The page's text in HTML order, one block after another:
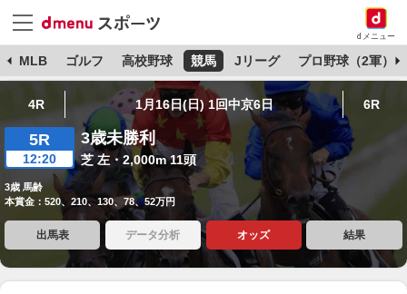
dメニュー
MLB ゴルフ 高校野球 競馬 Jリーグ プロ野球（2軍）
4R 1月16日(日) 1回中京6日 6R
5R
12:20
3歳未勝利
芝 左・2,000m 11頭
3歳 馬齢
本賞金：520、210、130、78、52万円
出馬表 データ分析 オッズ 結果